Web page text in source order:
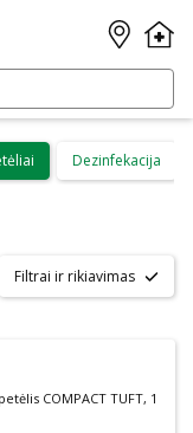
Dezinfekacija
Filtrai ir rikiavimas
COMPACT TUFT, 1